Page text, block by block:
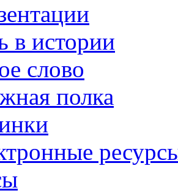
в истории
слово
полка